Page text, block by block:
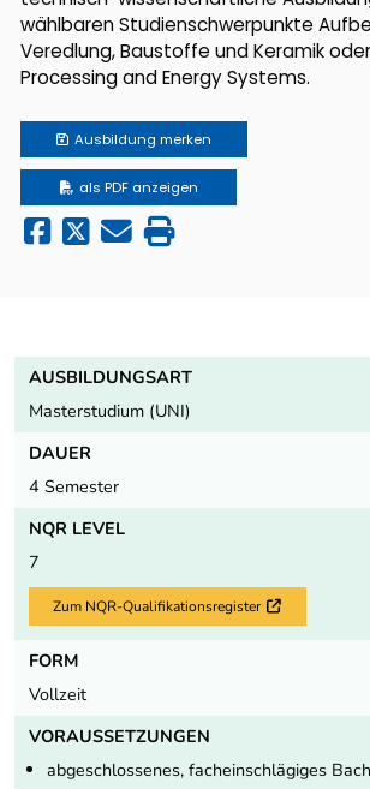
wählbaren Studienschwerpunkte
Veredlung, Baustoffe und Keramik
Processing and Energy Systems.
Ausbildung merken
als PDF anzeigen
AUSBILDUNGSART
Masterstudium (UNI)
DAUER
4 Semester
NQR LEVEL
7
Zum NQR-Qualifikationsregister Externer
FORM
Vollzeit
VORAUSSETZUNGEN
abgeschlossenes, facheinschlägiges